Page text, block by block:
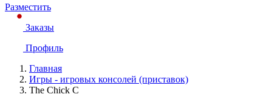
Разместить
Заказы
Профиль
Главная
Игры - игровых консолей (приставок)
The Chick C